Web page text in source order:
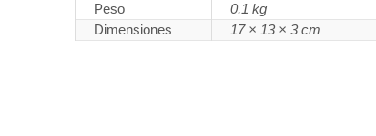
Peso
0,1 kg
Dimensiones
17 × 13 × 3 cm